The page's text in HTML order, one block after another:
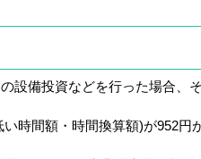
設備投資などを行った場合、
時間額・時間換算額)が952円